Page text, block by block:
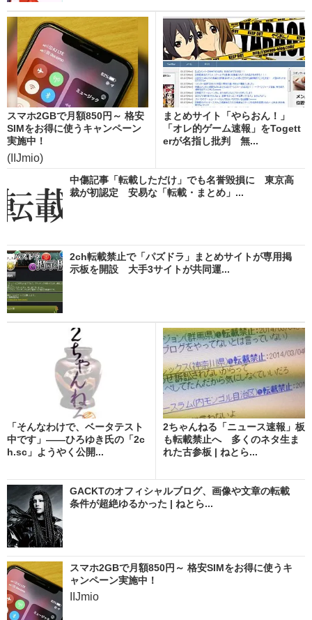
スマホ2GBで月額850円～ 格安
SIMをお得に使うキャンペーン
実施中！
(IIJmio)
まとめサイト「やらおん！」
「オレ的ゲーム速報」をTogett
erが名指し批判 無...
中傷記事「転載しただけ」でも名誉毀損に 東京高
裁が初認定 安易な「転載・まとめ」...
2ch転載禁止で「パズドラ」まとめサイトが専用掲
示板を開設 大手3サイトが共同運...
「そんなわけで、ベータテスト
中です」――ひろゆき氏の「2c
h.sc」ようやく公開...
2ちゃんねる「ニュース速報」板
も転載禁止へ 多くのネタ生ま
れた古参板 | ねとら...
GACKTのオフィシャルブログ、画像や文章の転載
条件が超絶ゆるかった | ねとら...
スマホ2GBで月額850円～ 格安SIMをお得に使うキ
ャンペーン実施中！
IIJmio